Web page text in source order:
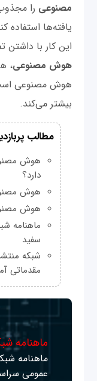
مصنوعی را
یافته‌ها استفاده
این کار با داشتن
هوش مصنوعی،
بیشتر می‌کند.
مطالب
دارد؟
هوش
هوش
سفید
شبکه
مقدماتی
ماهنامه
ماهنامه
عمومی